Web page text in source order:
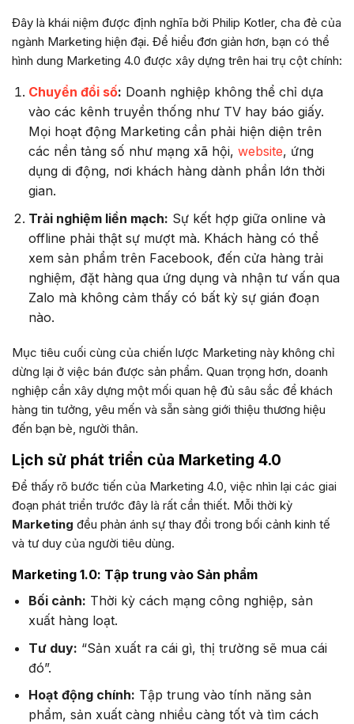
Đây là khái niệm được định nghĩa bởi Philip Kotler, cha đẻ của
ngành Marketing hiện đại. Để hiểu đơn giản hơn, bạn có thể
hình dung Marketing 4.0 được xây dựng trên hai trụ cột chính:
Chuyển đổi số: Doanh nghiệp không thể chỉ dựa
vào các kênh truyền thống như TV hay báo giấy.
Mọi hoạt động Marketing cần phải hiện diện trên
các nền tảng số như mạng xã hội, website, ứng
dụng di động, nơi khách hàng dành phần lớn thời
gian.
Trải nghiệm liền mạch: Sự kết hợp giữa online và
offline phải thật sự mượt mà. Khách hàng có thể
xem sản phẩm trên Facebook, đến cửa hàng trải
nghiệm, đặt hàng qua ứng dụng và nhận tư vấn qua
Zalo mà không cảm thấy có bất kỳ sự gián đoạn
nào.
Mục tiêu cuối cùng của chiến lược Marketing này không chỉ
dừng lại ở việc bán được sản phẩm. Quan trọng hơn, doanh
nghiệp cần xây dựng một mối quan hệ đủ sâu sắc để khách
hàng tin tưởng, yêu mến và sẵn sàng giới thiệu thương hiệu
đến bạn bè, người thân.
Lịch sử phát triển của Marketing 4.0
Để thấy rõ bước tiến của Marketing 4.0, việc nhìn lại các giai
đoạn phát triển trước đây là rất cần thiết. Mỗi thời kỳ
Marketing đều phản ánh sự thay đổi trong bối cảnh kinh tế
và tư duy của người tiêu dùng.
Marketing 1.0: Tập trung vào Sản phẩm
Bối cảnh: Thời kỳ cách mạng công nghiệp, sản
xuất hàng loạt.
Tư duy: “Sản xuất ra cái gì, thị trường sẽ mua cái
đó”.
Hoạt động chính: Tập trung vào tính năng sản
phẩm, sản xuất càng nhiều càng tốt và tìm cách